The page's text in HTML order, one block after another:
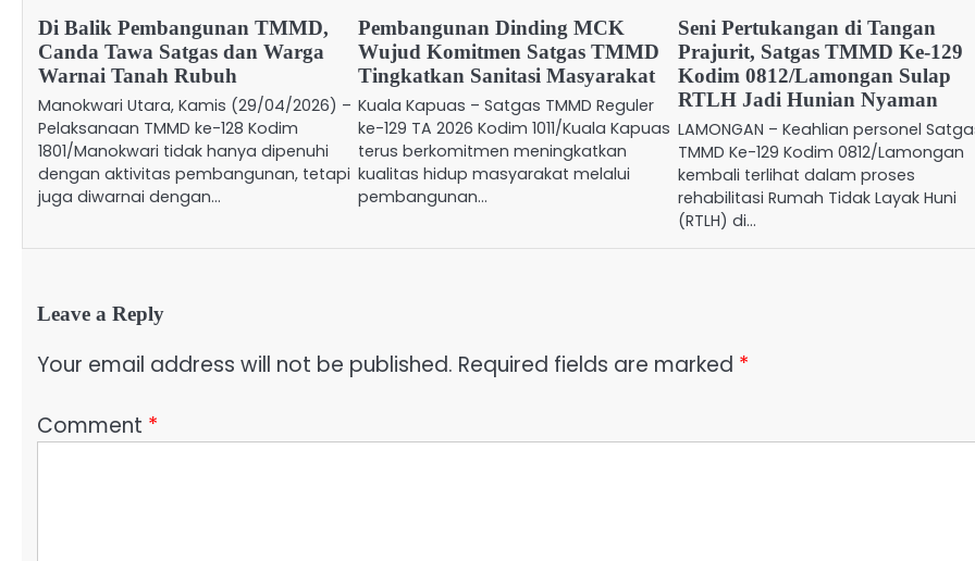
Di Balik Pembangunan TMMD,
Canda Tawa Satgas dan Warga
Warnai Tanah Rubuh
Manokwari Utara, Kamis (29/04/2026) –
Pelaksanaan TMMD ke-128 Kodim
1801/Manokwari tidak hanya dipenuhi
dengan aktivitas pembangunan, tetapi
juga diwarnai dengan…
Pembangunan Dinding MCK
Wujud Komitmen Satgas TMMD
Tingkatkan Sanitasi Masyarakat
Kuala Kapuas – Satgas TMMD Reguler
ke-129 TA 2026 Kodim 1011/Kuala Kapuas
terus berkomitmen meningkatkan
kualitas hidup masyarakat melalui
pembangunan…
Seni Pertukangan di Tangan
Prajurit, Satgas TMMD Ke-129
Kodim 0812/Lamongan Sulap
RTLH Jadi Hunian Nyaman
LAMONGAN – Keahlian personel
TMMD Ke-129 Kodim 0812/Lamongan
kembali terlihat dalam proses
rehabilitasi Rumah Tidak Layak Huni
(RTLH) di…
Leave a Reply
Your email address will not be published. Required fields are marked *
Comment *